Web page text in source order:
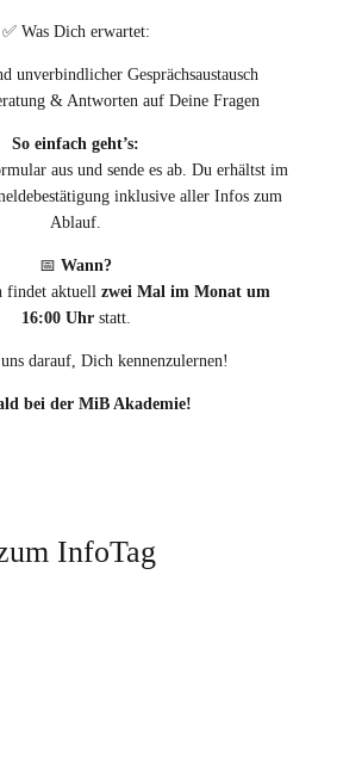
✅ Was Dich erwartet:
unverbindlicher Gesprächsaustausch
& Antworten auf Deine Fragen
So einfach geht’s:
aus und sende es ab. Du erhältst im
inklusive aller Infos zum
Ablauf.
📅Wann?
findet aktuell zwei Mal im Monat um
16:00 Uhrstatt.
darauf, Dich kennenzulernen!
bei der MiB Akademie!
InfoTag